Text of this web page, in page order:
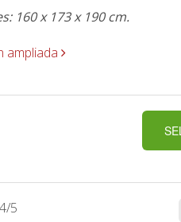
160 x 173 x 190 cm.
ampliada
4/5